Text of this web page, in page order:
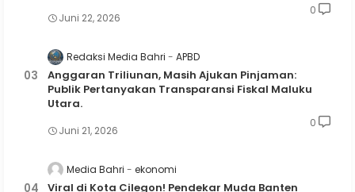
Juni 22, 2026
0
Redaksi Media Bahri APBD
Anggaran Triliunan, Masih Ajukan Pinjaman:
Publik Pertanyakan Transparansi Fiskal Maluku
Utara.
Juni 21, 2026
0
Media Bahri ekonomi
Viral di Kota Cilegon! Pendekar Muda Banten